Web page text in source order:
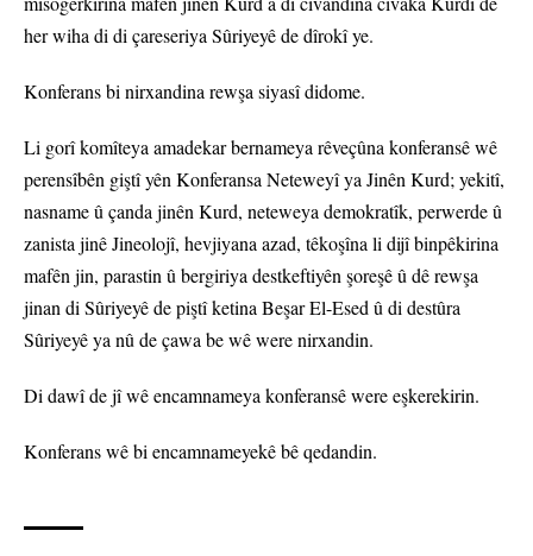
her wiha di di çareseriya Sûriyeyê de dîrokî ye.
Konferans bi nirxandina rewşa siyasî didome.
Li gorî komîteya amadekar bernameya rêveçûna konferansê wê
perensîbên giştî yên Konferansa Neteweyî ya Jinên Kurd; yekitî,
nasname û çanda jinên Kurd, neteweya demokratîk, perwerde û
zanista jinê Jineolojî, hevjiyana azad, têkoşîna li dijî binpêkirina
mafên jin, parastin û bergiriya destkeftiyên şoreşê û dê rewşa
jinan di Sûriyeyê de piştî ketina Beşar El-Esed û di destûra
Sûriyeyê ya nû de çawa be wê were nirxandin.
Di dawî de jî wê encamnameya konferansê were eşkerekirin.
Konferans wê bi encamnameyekê bê qedandin.